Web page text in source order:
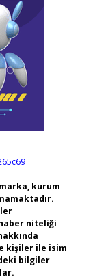
kurum
niteliği
kişiler ile isim
bilgiler